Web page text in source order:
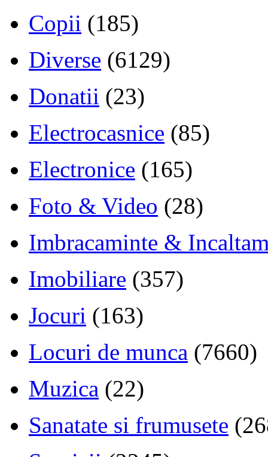
Copii (185)
Diverse (6129)
Donatii (23)
Electrocasnice (85)
Electronice (165)
Foto & Video (28)
Imbracaminte &
Imobiliare (357)
Jocuri (163)
Locuri de munca (7660)
Muzica (22)
Sanatate si frumusete